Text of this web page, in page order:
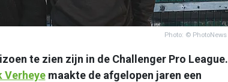
Photo: © PhotoNews
te zien zijn in de Challenger Pro League.
Verheyemaakte de afgelopen jaren een